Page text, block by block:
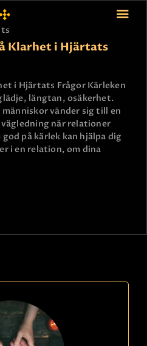
Klarhet i Hjärtats
i Hjärtats Frågor Kärleken
längtan, osäkerhet.
vänder sig till en
när relationer
god på kärlek kan hjälpa dig
i en relation, om dina